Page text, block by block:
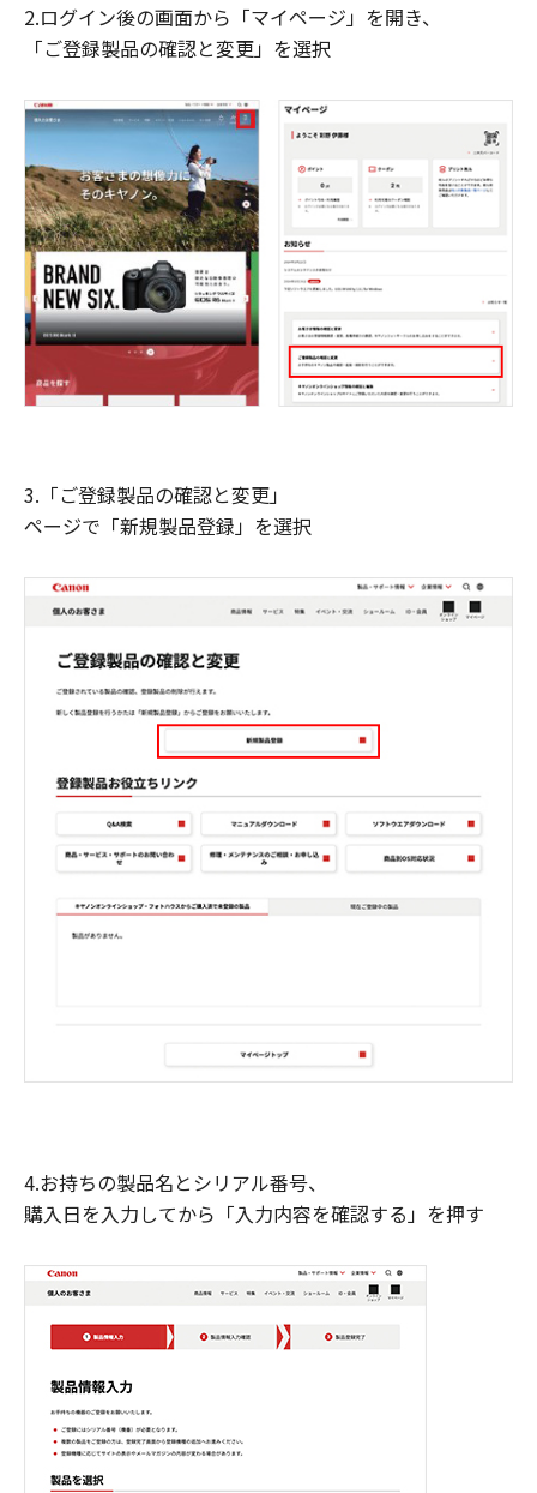
2.ログイン後の画面から「マイページ」を開き、
「ご登録製品の確認と変更」を選択
3.「ご登録製品の確認と変更」
ページで「新規製品登録」を選択
4.お持ちの製品名とシリアル番号、
購入日を入力してから「入力内容を確認する」を押す